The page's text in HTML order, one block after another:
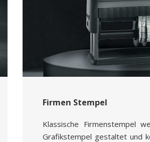
Firmen Stempel
Klassische Firmenstempel
Grafikstempel gestaltet und